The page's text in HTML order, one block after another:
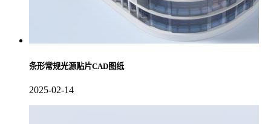
条形常规光源贴片CAD图纸
2025-02-14